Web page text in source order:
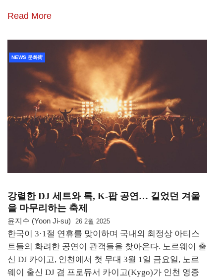
Read More
NEWS 문화街
강렬한 DJ 세트와 록, K-팝 공연… 길었던 겨울
을 마무리하는 축제
윤지수 (Yoon Ji-su) 26 2월 2025
한국이 3·1절 연휴를 맞이하며 국내외 최정상 아티스
트들의 화려한 공연이 관객들을 찾아온다. 노르웨이 출
신 DJ 카이고, 인천에서 첫 무대 3월 1일 금요일, 노르
웨이 출신 DJ 겸 프로듀서 카이고(Kygo)가 인천 영종